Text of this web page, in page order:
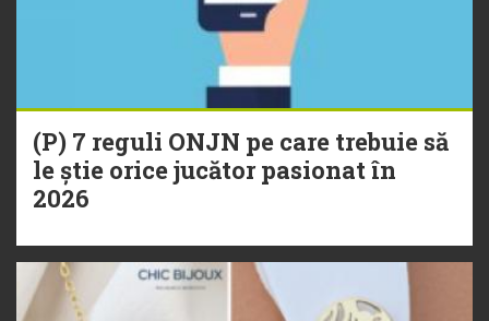
(P) 7 reguli ONJN pe care trebuie să
le știe orice jucător pasionat în
2026